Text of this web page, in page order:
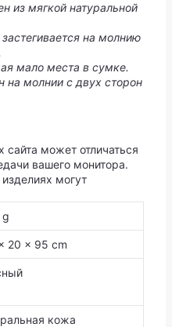
из мягкой натуральной
на молнию
мало места в сумке.
на молнии с двух сторон
может отличаться
вашего монитора.
могут
20 × 95 cm
кожа